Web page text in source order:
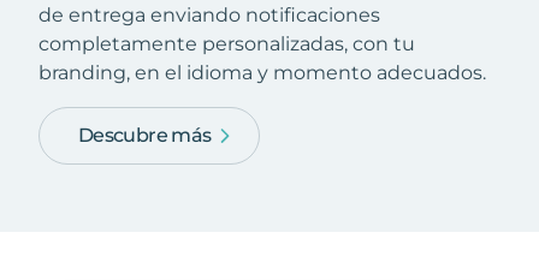
de entrega enviando notificaciones
completamente personalizadas, con tu
branding, en el idioma y momento adecuados.
Descubre más